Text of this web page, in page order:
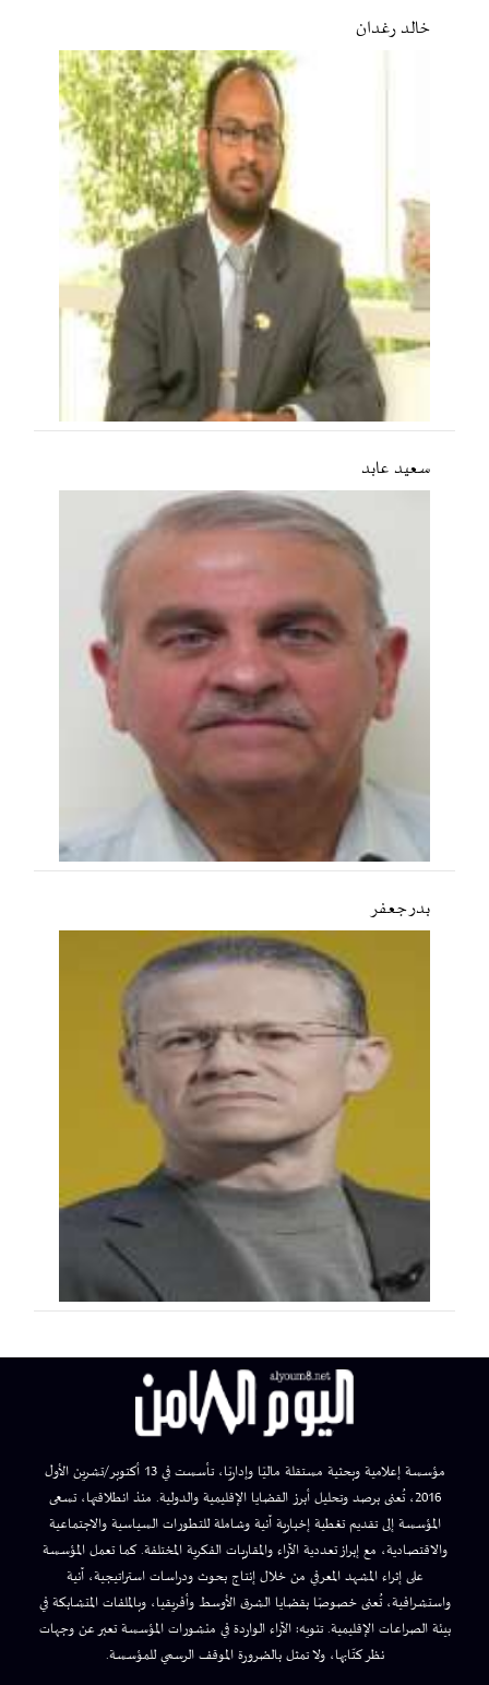
خالد رغدان
سعید عابد
بدر جعفر
مؤسسة إعلامية وبحثية مستقلة ماليًا وإداريًا، تأسست في 13 أكتوبر/تشرين الأول
2016، تُعنى برصد وتحليل أبرز القضايا الإقليمية والدولية. منذ انطلاقتها، تسعى
المؤسسة إلى تقديم تغطية إخبارية آنية وشاملة للتطورات السياسية والاجتماعية
والاقتصادية، مع إبراز تعددية الآراء والمقاربات الفكرية المختلفة. كما تعمل المؤسسة
على إثراء المشهد المعرفي من خلال إنتاج بحوث ودراسات استراتيجية، آنية
واستشرافية، تُعنى خصوصًا بقضايا الشرق الأوسط وأفريقيا، وبالملفات المتشابكة في
بيئة الصراعات الإقليمية. تنويه: الآراء الواردة في منشورات المؤسسة تعبر عن وجهات
نظر كتّابها، ولا تمثل بالضرورة الموقف الرسمي للمؤسسة.